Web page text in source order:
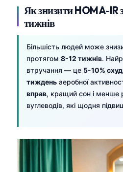
Як знизити HOMA-IR
тижнів
Більшість людей може
протягом 8-12 тижнів.
втручання — це 5-10%
тиждень аеробної
вправ, кращий сон і менше
вуглеводів, які щодня
Српски језик
Svenska
Eesti
日本語
Čeština
ქართული
Lietuvių kalba